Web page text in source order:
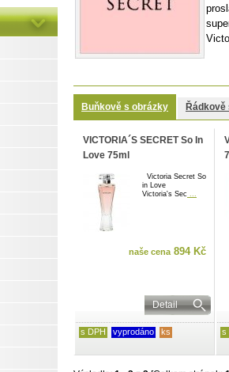
Buňkově s obrázky
VICTORIA´S SECRET So In
Love 75ml
Victoria Secret So
in Love
Victoria's Sec ...
naše cena894 Kč
Detail
s DPH vyprodáno ks s